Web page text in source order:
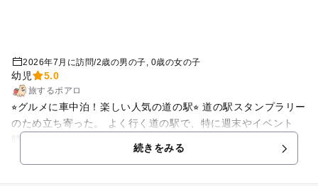
2026年7月に訪問/2歳の男の子 0歳の女の子
幼児 5.0
旅するポアロ
⭐︎グルメに車中泊！楽しい人気の道の駅⭐︎ 道の駅スタンプラリー
のため立ち寄った。 よく行く道の駅で、特に週末やイベント
い日もある。 平日の午前中に行ったが、観光バスやキャンピン
続きをみる